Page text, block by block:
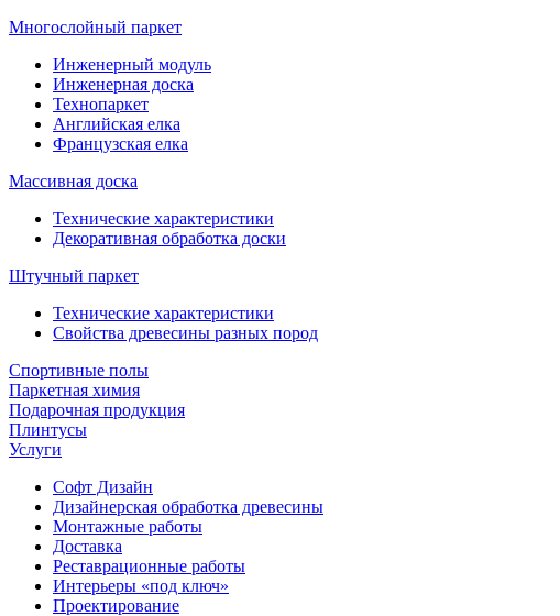
Многослойный паркет
Инженерный модуль
Инженерная доска
Технопаркет
Английская елка
Французская елка
Массивная доска
Технические характеристики
Декоративная обработка доски
Штучный паркет
Технические характеристики
Свойства древесины разных пород
Спортивные полы
Паркетная химия
Подарочная продукция
Плинтусы
Услуги
Софт Дизайн
Дизайнерская обработка древесины
Монтажные работы
Доставка
Реставрационные работы
Интерьеры «под ключ»
Проектирование